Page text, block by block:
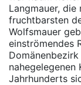
Langmauer,
fruchtbarsten
Wolfsmauer
einströmendes
Jahrhunderts